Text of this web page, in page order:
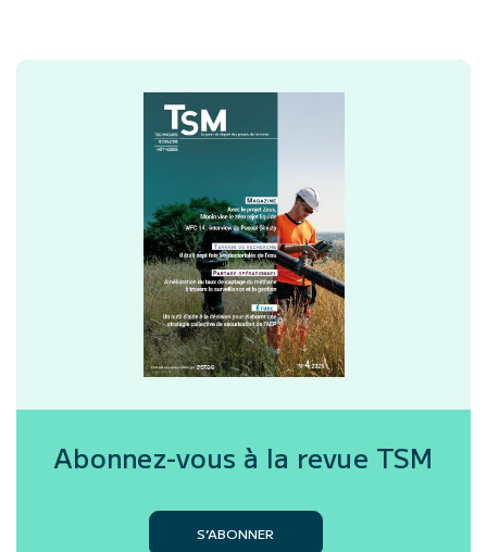
Abonnez-vous à la revue TSM
S’ABONNER